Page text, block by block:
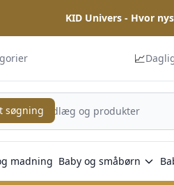
KID Univers - Hvor
📈
søgning
madning Baby og småbørn